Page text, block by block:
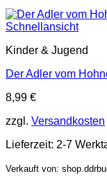
Schnellansicht
Kinder & Jugend
Der Adler vom
8,99 €
zzgl. Versandkosten
Lieferzeit: 2-7
Verkauft von: